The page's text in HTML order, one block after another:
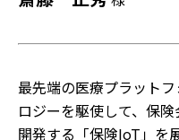
最先端の医療プラット
ロジーを駆使して、保
開発する「保険IoT」を